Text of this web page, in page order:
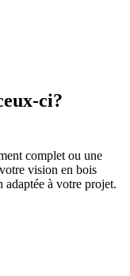
ci?
complet ou une
vision en bois
adaptée à votre projet.